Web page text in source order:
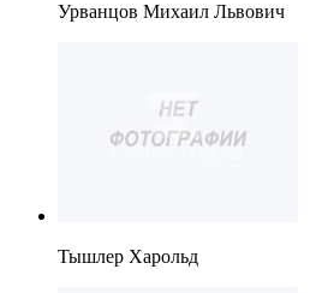
Урванцов Михаил Львович
Тышлер Харольд